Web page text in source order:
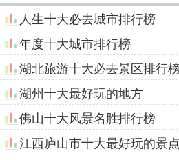
人生十大必去城市排行榜
年度十大城市排行榜
湖北旅游十大必去景区排行
湖州十大最好玩的地方
佛山十大风景名胜排行榜
江西庐山市十大最好玩的景点